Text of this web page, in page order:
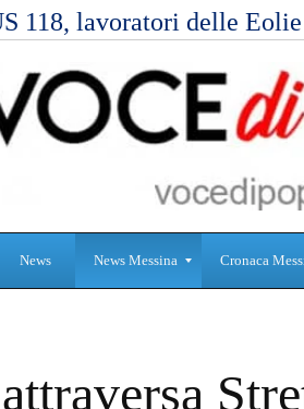
118, lavoratori delle
News News Messina
n
Cronaca